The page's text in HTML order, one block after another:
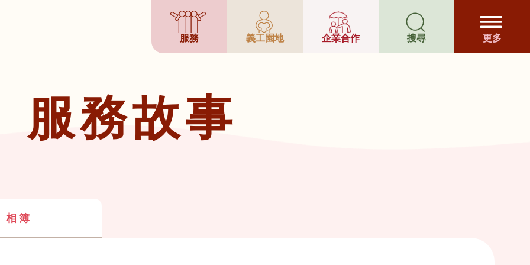
服務 義工園地 企業合作 搜尋 更多
服務故事
相簿